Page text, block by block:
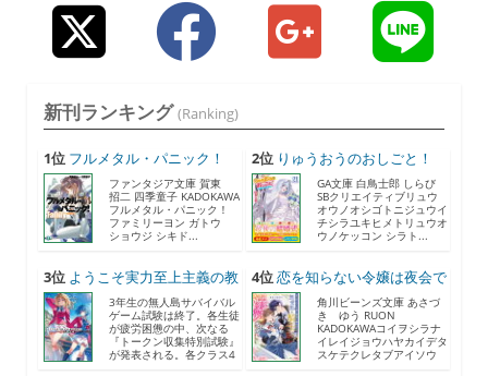
新刊ランキング (Ranking)
1位 フルメタル・パニック！
F...
ファンタジア文庫 賀東
招二 四季童子 KADOKAWA
フルメタル・パニック！
ファミリーヨン ガトウ
ショウジ シキド...
2位 りゅうおうのおしごと！
21...
GA文庫 白鳥士郎 しらび
SBクリエイティブリュウ
オウノオシゴトニジュウイ
チシラユキヒメトリュウオ
ウノケッコン シラト...
3位 ようこそ実力至上主義の教
室...
3年生の無人島サバイバル
ゲーム試験は終了。各生徒
が疲労困憊の中、次なる
『トークン収集特別試験』
が発表される。各クラス4
4位恋を知らない令嬢は夜会で
助...
角川ビーンズ文庫 あさづ
き ゆう RUON
KADOKAWAコイヲシラナ
イレイジョウハヤカイデタ
スケテクレタブアイソウ